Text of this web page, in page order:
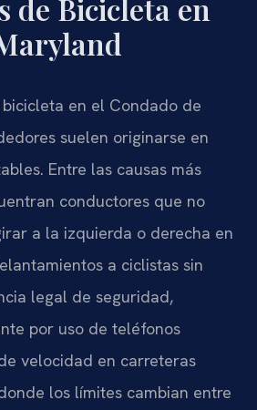
de Bicicleta en
en el Condado de
suelen originarse en
Entre las causas más
conductores que no
a la izquierda o derecha en
a ciclistas sin
legal de seguridad,
por uso de teléfonos
velocidad en carreteras
los límites cambian entre